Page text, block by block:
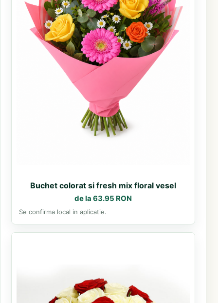
Buchet colorat si fresh mix floral vesel
de la 63.95 RON
Se confirma local in aplicatie.